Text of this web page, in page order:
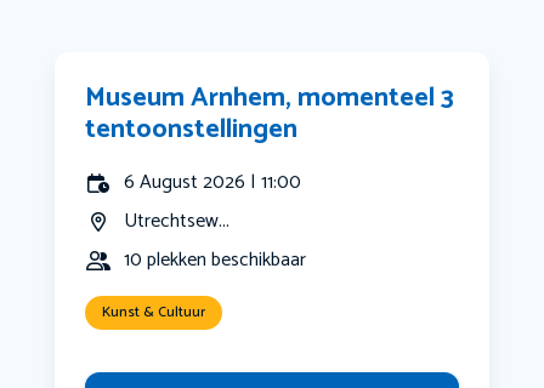
Museum Arnhem, momenteel 3
tentoonstellingen
6 August 2026 | 11:00
Utrechtsew...
10 plekken beschikbaar
Kunst & Cultuur